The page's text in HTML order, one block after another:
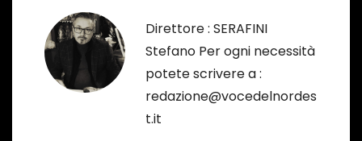
Direttore : SERAFINI
Stefano Per ogni necessità
potete scrivere a :
redazione@vocedelnordes
t.it